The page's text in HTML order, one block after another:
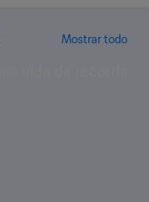
Mostrar todo